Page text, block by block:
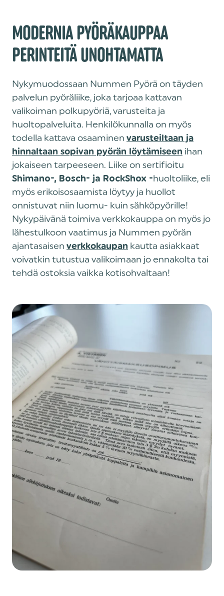
MODERNIA PYÖRÄKAUPPAA
PERINTEITÄ UNOHTAMATTA
Nykymuodossaan Nummen Pyörä on täyden
palvelun pyöräliike, joka tarjoaa kattavan
valikoiman polkupyöriä, varusteita ja
huoltopalveluita. Henkilökunnalla on myös
todella kattava osaaminen varusteiltaan ja
hinnaltaan sopivan pyörän löytämiseen ihan
jokaiseen tarpeeseen. Liike on sertifioitu
Shimano-, Bosch- ja RockShox -huoltoliike, eli
myös erikoisosaamista löytyy ja huollot
onnistuvat niin luomu- kuin sähköpyörille!
Nykypäivänä toimiva verkkokauppa on myös jo
lähestulkoon vaatimus ja Nummen pyörän
ajantasaisen verkkokaupan kautta asiakkaat
voivatkin tutustua valikoimaan jo ennakolta tai
tehdä ostoksia vaikka kotisohvaltaan!